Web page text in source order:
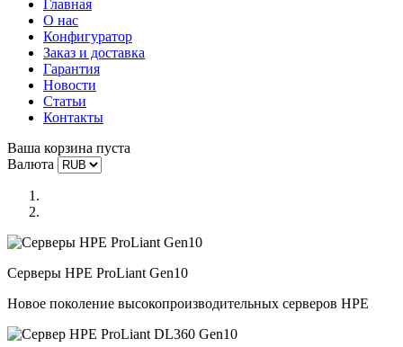
Главная
О нас
Конфигуратор
Заказ и доставка
Гарантия
Новости
Статьи
Контакты
Ваша корзина пуста
Валюта
Серверы HPE ProLiant Gen10
Новое поколение высокопроизводительных серверов HPE